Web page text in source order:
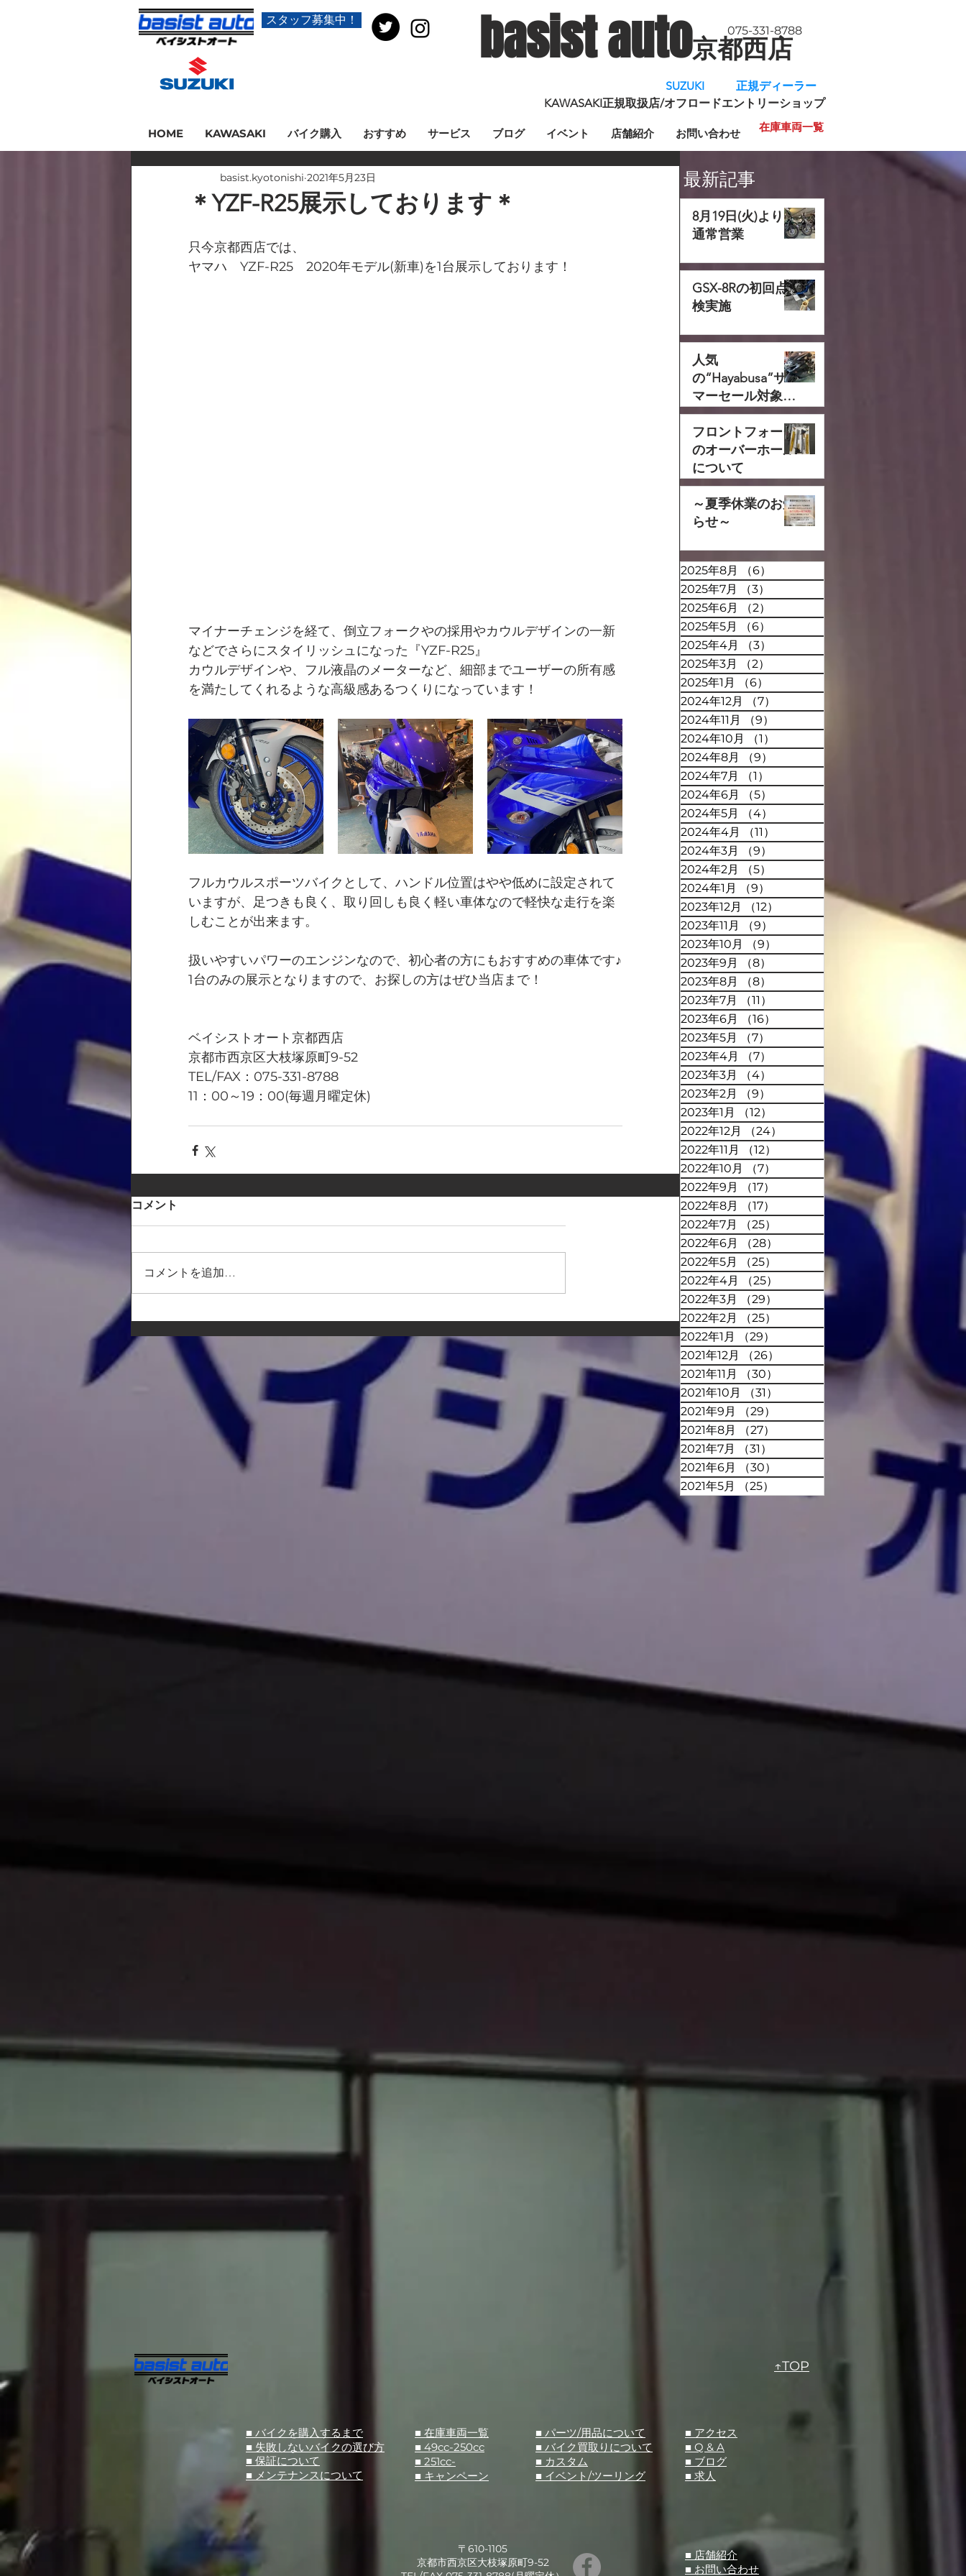
スタッフ募集中！ basist auto京都西店
075-331-8788
SUZUKI 正規ディーラー
KAWASAKI正規取扱店/オフロードエントリーショップ
HOME KAWASAKI バイク購入 おすすめ サービス ブログ イベント 店舗紹介 お問い合わせ 在庫車両一覧
最新記事
8月19日(火)より
通常営業
GSX-8Rの初回点
検実施
人気
の“Hayabusa”サ
マーセール対象で
す‼
フロントフォーク
のオーバーホール
について
～夏季休業のお知
らせ～
2025年8月 （6）
2025年7月
（3）
2025年6月
（2）
2025年5月
（6）
2025年4月
（3）
2025年3月
（2）
2025年1月
（6）
2024年12月
（7）
2024年11月
（9）
2024年10月
（1）
2024年8月
（9）
2024年7月
（1）
2024年6月
（5）
2024年5月
（4）
2024年4月
（11）
2024年3月
（9）
2024年2月
（5）
2024年1月
（9）
2023年12月
（12）
2023年11月
（9）
2023年10月
（9）
2023年9月
（8）
2023年8月
（8）
2023年7月
（11）
2023年6月
（16）
2023年5月
（7）
2023年4月
（7）
2023年3月
（4）
2023年2月
（9）
2023年1月
（12）
2022年12月
（24）
2022年11月
（12）
12件の記事
2022年10月
（7）
7件の記事
2022年9月
（17）
17件の記事
2022年8月
（17）
17件の記事
2022年7月
（25）
2022年6月
（28）
2022年5月
（25）
25件の記事
2022年4月
（25）
25件の記事
2022年3月
（29）
29件の記事
2022年2月
（25）
2022年1月
（29）
2021年12月
（26）
26件の記事
2021年11月
（30）
30件の記事
2021年10月
（31）
2021年9月
（29）
2021年8月
（27）
2021年7月
（31）
2021年6月
（30）
2021年5月
（25）
＊YZF-R25展示しております＊
basist.kyotonishi 2021年5月23日
只今京都西店では、
ヤマハ　YZF-R25　2020年モデル(新車)を1台展示しております！
マイナーチェンジを経て、倒立フォークやの採用やカウルデザインの一新
などでさらにスタイリッシュになった『YZF-R25』
カウルデザインや、フル液晶のメーターなど、細部までユーザーの所有感
を満たしてくれるような高級感あるつくりになっています！
フルカウルスポーツバイクとして、ハンドル位置はやや低めに設定されて
いますが、足つきも良く、取り回しも良く軽い車体なので軽快な走行を楽
しむことが出来ます。
扱いやすいパワーのエンジンなので、初心者の方にもおすすめの車体です♪
1台のみの展示となりますので、お探しの方はぜひ当店まで！
ベイシストオート京都西店
京都市西京区大枝塚原町9-52
TEL/FAX：075-331-8788
11：00～19：00(毎週月曜定休)
コメント
コメントを追加…
■ バイクを購入するまで
■ 失敗しないバイクの選び方
■ 保証について
■ メンテナンスについて
■ 在庫車両一覧
■ 49cc-250cc
■ 251cc-
■ キャンペーン
■ パーツ/用品について
​■ バイク買取りについて
​■ カスタム
​■ イベント/ツーリング
〒610-1105
京都市西京区大枝塚原町9-52
↑TOP
​■ アクセス
■ Q & A
​■ ブログ
​■ 求人
​■ 店舗紹介
■ お問い合わせ